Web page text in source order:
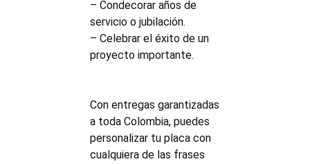
– Condecorar años de
servicio o jubilación.
– Celebrar el éxito de un
proyecto importante.
Con entregas garantizadas
a toda Colombia, puedes
personalizar tu placa con
cualquiera de las frases